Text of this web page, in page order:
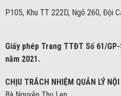
P105, Khu TT 222D, Ngõ 260, Đội
Giấy phép Trang TTĐT Số 61/
năm 2021.
CHỊU TRÁCH NHIỆM QUẢN LÝ NỘI